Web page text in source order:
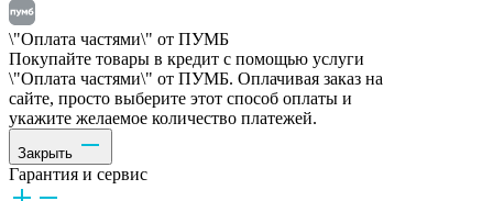
\"Оплата частями\" от ПУМБ
Покупайте товары в кредит с помощью услуги
\"Оплата частями\" от ПУМБ. Оплачивая заказ на
сайте, просто выберите этот способ оплаты и
укажите желаемое количество платежей.
Закрыть
Гарантия и сервис